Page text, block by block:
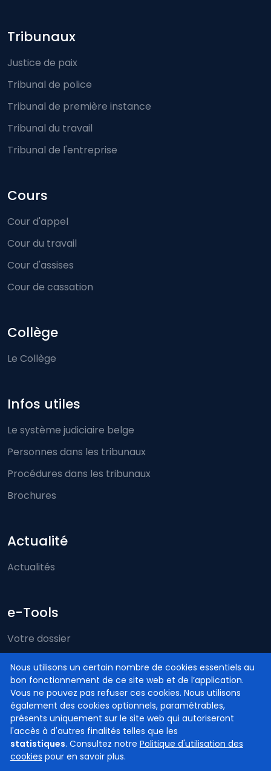
Nous utilisons un certain nombre de cookies essentiels au
bon fonctionnement de ce site web et de l’application.
Vous ne pouvez pas refuser ces cookies. Nous utilisons
également des cookies optionnels, paramétrables,
présents uniquement sur le site web qui autoriseront
l'accès à d'autres finalités telles que les
statistiques. Consultez notre Politique d'utilisation des
cookies pour en savoir plus.
Footer-menu
Tribunaux
Justice de paix
Tribunal de police
Tribunal de première instance
Tribunal du travail
Tribunal de l'entreprise
Cours
Cour d'appel
Cour du travail
Cour d'assises
Cour de cassation
Collège
Le Collège
Infos utiles
Le système judiciaire belge
Personnes dans les tribunaux
Procédures dans les tribunaux
Brochures
Actualité
Actualités
e-Tools
Votre dossier
Just-on-web
e-Deposit
Compétence territoriale